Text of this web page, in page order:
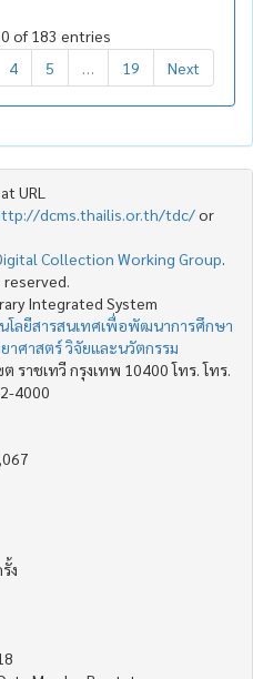
of 183 entries
4 5 19 Next
URL
dcms.thailis.or.th/tdc/or
Collection Working Group
Integrated System
โลยีสารสนเทศเพื่อพัฒนาการศึกษา
าศาสตร์ วิจัยและนวัตกรรม
ราชเทวี กรุงเทพ 10400 โทร. โทร.
4000
ง